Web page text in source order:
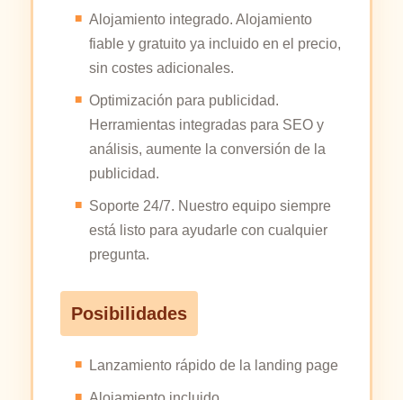
Alojamiento integrado. Alojamiento
fiable y gratuito ya incluido en el precio,
sin costes adicionales.
Optimización para publicidad.
Herramientas integradas para SEO y
análisis, aumente la conversión de la
publicidad.
Soporte 24/7. Nuestro equipo siempre
está listo para ayudarle con cualquier
pregunta.
Posibilidades
Lanzamiento rápido de la landing page